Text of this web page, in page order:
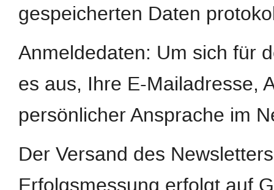
gespeicherten Daten
Anmeldedaten: Um sich für
es aus, Ihre E-Mailadresse,
persönlicher Ansprache im
Der Versand des